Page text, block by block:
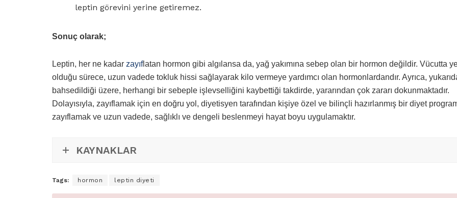
leptin görevini yerine getiremez.
Sonuç olarak;
Leptin, her ne kadar zayıflatan hormon gibi algılansa da, yağ yakımına sebep olan bir hormon değildir. Vücutta
olduğu sürece, uzun vadede tokluk hissi sağlayarak kilo vermeye yardımcı olan hormonlardandır. Ayrıca,
bahsedildiği üzere, herhangi bir sebeple işlevselliğini kaybettiği takdirde, yararından çok zararı dokunmaktadır.
Dolayısıyla, zayıflamak için en doğru yol, diyetisyen tarafından kişiye özel ve bilinçli hazırlanmış bir diyet
zayıflamak ve uzun vadede, sağlıklı ve dengeli beslenmeyi hayat boyu uygulamaktır.
KAYNAKLAR
Tags: hormon leptin diyeti